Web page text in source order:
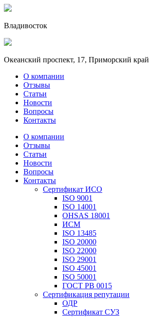
Владивосток
Океанский проспект, 17, Приморский край
О компании
Отзывы
Статьи
Новости
Вопросы
Контакты
О компании
Отзывы
Статьи
Новости
Вопросы
Контакты
Сертификат ИСО
ISO 9001
ISO 14001
OHSAS 18001
ИСМ
ISO 13485
ISO 20000
ISO 22000
ISO 29001
ISO 45001
ISO 50001
ГОСТ РВ 0015
Сертификация репутации
ОДР
Сертификат СУЗ